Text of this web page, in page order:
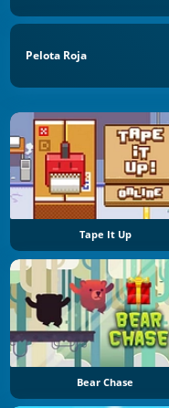
Pelota Roja
Tape It Up
Bear Chase